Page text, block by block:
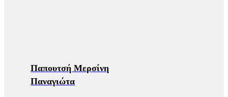
Παπουτσή Μερσίνη
Παναγιώτα